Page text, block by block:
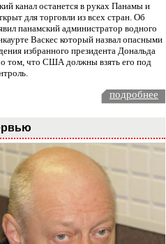
канал останется в руках Панамы и
для торговли из всех стран. Об
панамский администратор водного
Васкес который назвал опасными
избранного президента Дональда
том, что США должны взять его под
подробнее